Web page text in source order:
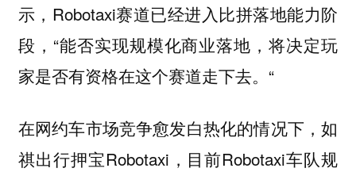
示，Robotaxi赛道已经进入比拼落地能力阶
段，“能否实现规模化商业落地，将决定玩
家是否有资格在这个赛道走下去。“
在网约车市场竞争愈发白热化的情况下，如
祺出行押宝Robotaxi，目前Robotaxi车队规